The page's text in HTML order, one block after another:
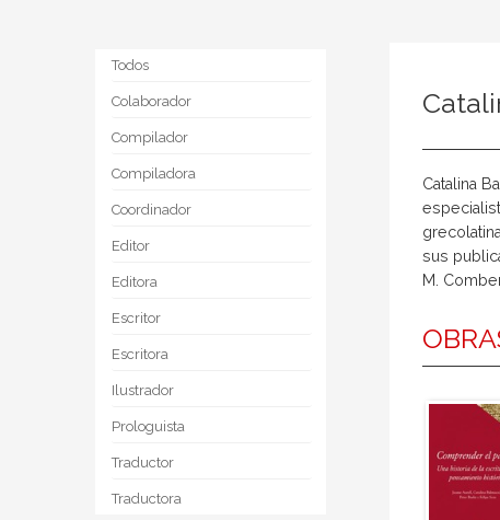
Todos
Colaborador
Compilador
Compiladora
Coordinador
Editor
Editora
Escritor
Escritora
Ilustrador
Prologuista
Traductor
Traductora
Catalina
sus
M.